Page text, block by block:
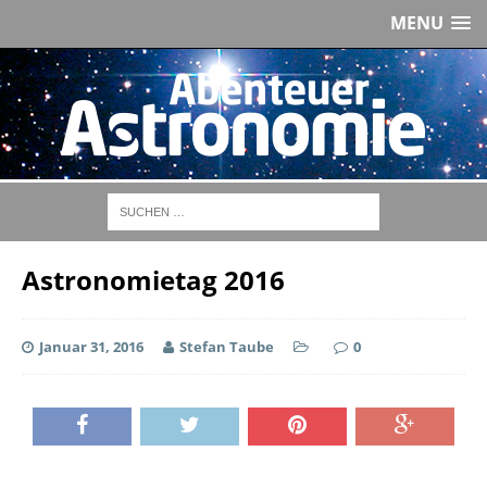
MENU
Astronomietag 2016
Januar 31, 2016 Stefan Taube 0